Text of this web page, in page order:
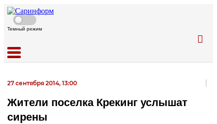
Темный режим
27 сентября 2014, 13:00
Жители поселка Крекинг услышат
сирены